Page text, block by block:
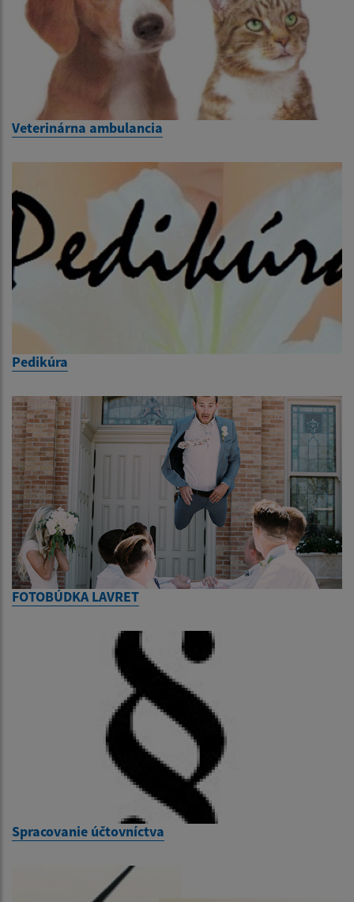
Veterinárna ambulancia
Pedikúra
FOTOBÚDKA LAVRET
Spracovanie účtovníctva